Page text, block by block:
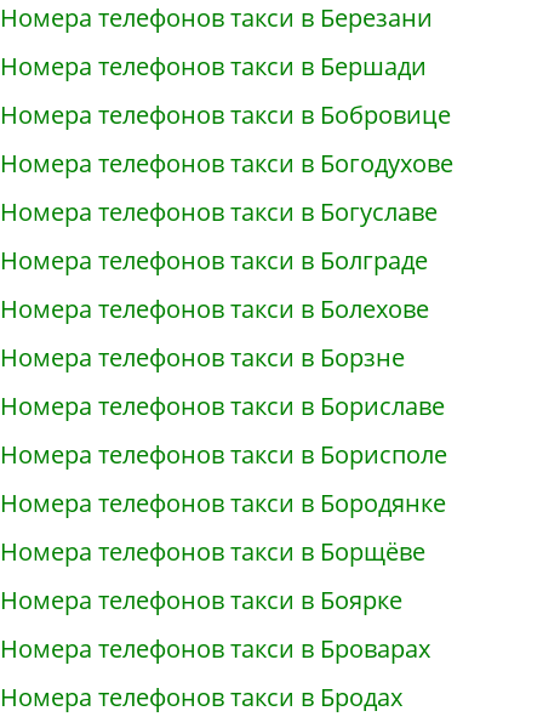
Номера телефонов такси в Березани
Номера телефонов такси в Бершади
Номера телефонов такси в Бобровице
Номера телефонов такси в Богодухове
Номера телефонов такси в Богуславе
Номера телефонов такси в Болграде
Номера телефонов такси в Болехове
Номера телефонов такси в Борзне
Номера телефонов такси в Бориславе
Номера телефонов такси в Борисполе
Номера телефонов такси в Бородянке
Номера телефонов такси в Борщёве
Номера телефонов такси в Боярке
Номера телефонов такси в Броварах
Номера телефонов такси в Бродах